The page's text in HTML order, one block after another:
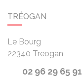
TRÉOGAN
Le Bourg
22340 Treogan
02 96 29 65 91